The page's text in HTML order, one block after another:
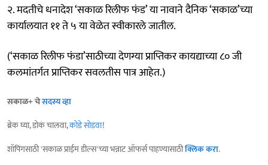
२. मदतीचे धनादेश ‘सकाळ रिलीफ फंड’ या नावाने दैनिक ‘सकाळ’च्या
कार्यालयात ११ ते ५ या वेळेत स्वीकारले जातील.
(‘सकाळ रिलीफ फंडा’साठीच्या देणग्या प्राप्तिकर कायद्याच्या ८० जी
कलमांतर्गत प्राप्तिकर सवलतीस पात्र आहेत.)
सकाळ+ चेसदस्य व्हा
ब्रेक घ्या, डोकं चालवा,कोडे सोडवा!
शॉपिंगसाठी 'सकाळ प्राईम डील्स'च्या भन्नाट ऑफर्स पाहण्यासाठीक्लिक करा.